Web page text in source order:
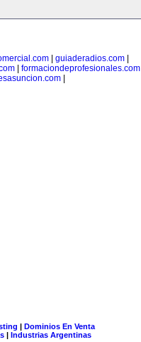
guiaderadios.com
| formaciondeprofesionales.com|
|
| Dominios En Venta
| Industrias Argentinas